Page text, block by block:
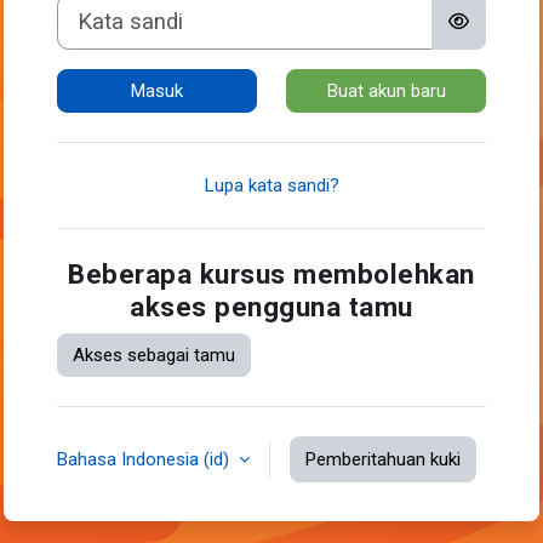
Kata sandi
Masuk Buat akun baru
Lupa kata sandi?
Beberapa kursus membolehkan
akses pengguna tamu
Akses sebagai tamu
Bahasa Indonesia ‎(id)‎ Pemberitahuan kuki